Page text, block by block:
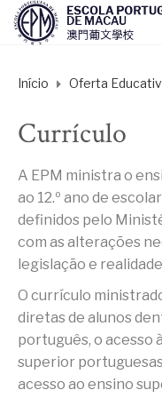
Início Oferta
Currículo
A EPM ministra o
ao 12.º ano de
definidos pelo
com as alterações
legislação e
O currículo
diretas de alunos
português, o acesso
superior
acesso ao ensino